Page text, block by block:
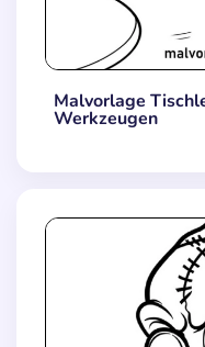
Malvorlage
Werkzeugen